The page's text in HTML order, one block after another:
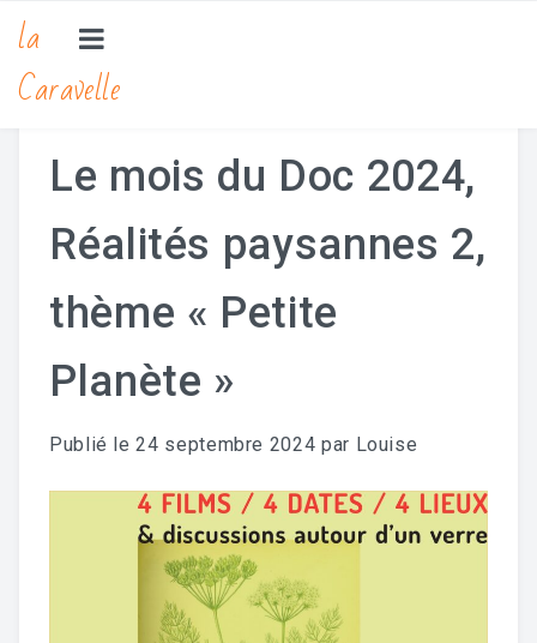
la
Caravelle
Stages Et Ateliers
Projets
Marionnettes & Ombres
Mémoires D’ici Et D’ailleurs
De La Matière – Bricolages En Tout
Le mois du Doc 2024,
Réalités paysannes 2,
thème « Petite
Planète »
Publié le24 septembre 2024 par Louise